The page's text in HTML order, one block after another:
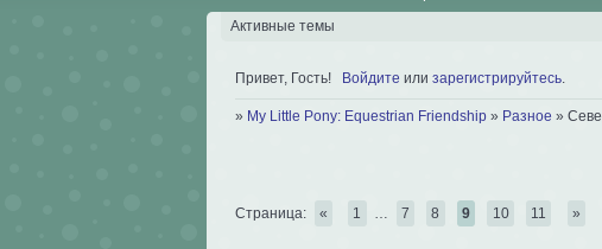
Активные темы
Привет, Гость! Войдите или зарегистрируйтесь
» My Little Pony: Equestrian Friendship » Разное »
Страница: « 1 7 8 9 10 11 »